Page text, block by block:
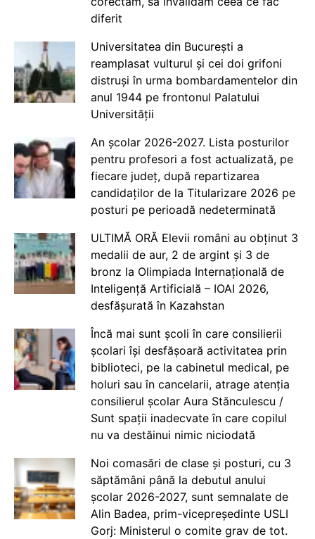
diferit
Universitatea din București a
reamplasat vulturul și cei doi grifoni
distruși în urma bombardamentelor din
anul 1944 pe frontonul Palatului
Universității
An școlar 2026-2027. Lista posturilor
pentru profesori a fost actualizată, pe
fiecare județ, după repartizarea
candidaților de la Titularizare 2026 pe
posturi pe perioadă nedeterminată
ULTIMĂ ORĂ Elevii români au obținut 3
medalii de aur, 2 de argint și 3 de
bronz la Olimpiada Internațională de
Inteligență Artificială – IOAI 2026,
desfășurată în Kazahstan
Încă mai sunt școli în care consilierii
școlari își desfășoară activitatea prin
biblioteci, pe la cabinetul medical, pe
holuri sau în cancelarii, atrage atenția
consilierul școlar Aura Stănculescu /
Sunt spații inadecvate în care copilul
nu va destăinui nimic niciodată
Noi comasări de clase și posturi, cu 3
săptămâni până la debutul anului
școlar 2026-2027, sunt semnalate de
Alin Badea, prim-vicepreședinte USLI
Gorj: Ministerul o comite grav de tot.